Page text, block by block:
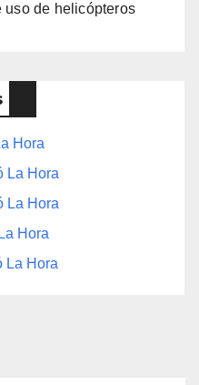
uso de helicópteros
Hora
La Hora
La Hora
Hora
La Hora